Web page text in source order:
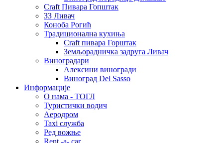
Craft Пивара Гопштак
ЗЗ Ливач
Коноба Рогић
Традиционална кухиња
Craft пивара Горштак
Земљорадничка задруга Ливач
Виноградари
Алексини виногради
Виноград Del Sasso
Информације
О нама - ТОГЛ
Туристички водич
Аеродром
Taxi служба
Ред вожње
Rent -a- car